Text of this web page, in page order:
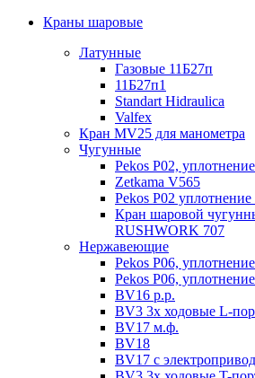
Краны шаровые
Латунные
Газовые 11Б27п
11Б27п1
Standart Hidraulica
Valfex
Кран MV25 для манометра
Чугунные
Pekos P02,
Zetkama V565
Pekos P02 уплотнение
Кран шаровой
RUSHWORK 707
Нержавеющие
Pekos P06,
Pekos P06,
BV16 р.р.
BV3 3х ходовые L-
BV17 м.ф.
BV18
BV17 с